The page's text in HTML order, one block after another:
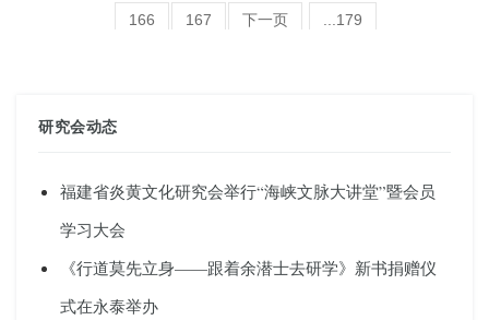
166 167 下一页 ...179
研究会动态
福建省炎黄文化研究会举行“海峡文脉大讲堂”暨会员
学习大会
《行道莫先立身——跟着余潜士去研学》新书捐赠仪
式在永泰举办